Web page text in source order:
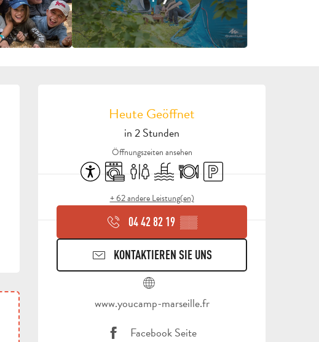
ÖFFNUNGSZEITEN &
Heute Geöffnet
in 2 Stunden
Öffnungszeiten ansehen
Zugänglichkeit
Waschmaschine
ToilettenSchwimmbad
Restaurant
Parkplatz
+ 62 andere Leistung(en)
04 42 82 19 ▒▒
KONTAKTIEREN SIE UNS
www.youcamp-marseille.fr
Facebook Seite